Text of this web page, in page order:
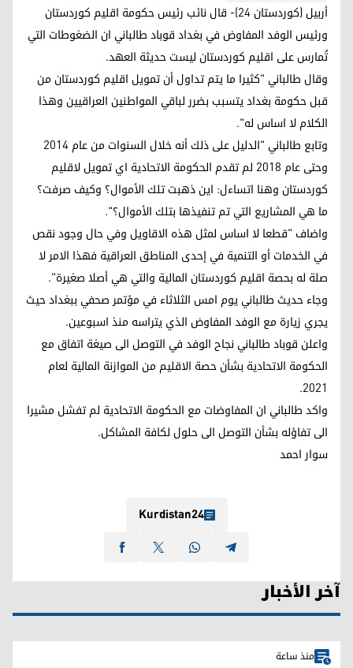
أربيل (كوردستان 24)- قال نائب رئيس حكومة اقليم كوردستان
ورئيس الوفد المفاوض في بغداد قوباد طالباني ان الضغوطات التي
تُمارس على اقليم كوردستان ليست حديثة العهد.
وقال طالباني "كثيرا ما يتم تداول أن تمويل اقليم كوردستان من
قبل حكومة بغداد يتسبب بضرر لباقي المواطنين العراقيين وهذا
الكلام لا اساس له".
وتابع طالباني "الدليل على ذلك أنه خلال السنوات من عام 2014
وحتى عام 2018 لم تقدم الحكومة الاتحادية اي تمويل لاقليم
كوردستان وهنا اتساءل: اين ذهبت تلك الأموال؟ وكيف صرفت؟
ما هي المشاريع التي تم تنفيذها بتلك الأموال؟".
واضاف "قطعا لا اساس لمثل هذه الاقاويل وفي حال وجود نقص
في الخدمات أو التنمية في إحدى المناطق العراقية فهذا الامر لا
صلة له بحصة اقليم كوردستان المالية والتي هي أصلا صغيرة".
وجاء حديث طالباني يوم امس الثلاثاء في مؤتمر صحفي ببغداد حيث
يجري زيارة مع الوفد المفاوض الذي يتراسه منذ اسبوعين.
واعلن قوباد طالباني نجاح الوفد في التوصل الى صيغة اتفاق مع
الحكومة الاتحادية بشأن حصة الاقليم من الموازنة المالية لعام
2021.
واكد طالباني ان المفاوضات مع الحكومة الاتحادية لم تفشل مشيرا
الى تفاؤله بشأن التوصل الى حلول لكافة المشاكل.
سوار احمد
Kurdistan24
آخر الأخبار
منذ ساعة